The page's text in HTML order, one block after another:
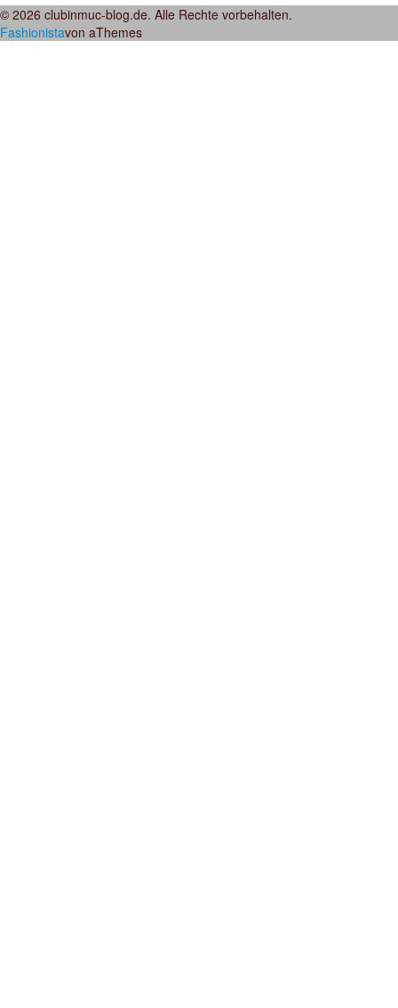
© 2026 clubinmuc-blog.de. Alle Rechte vorbehalten.
Fashionistavon aThemes